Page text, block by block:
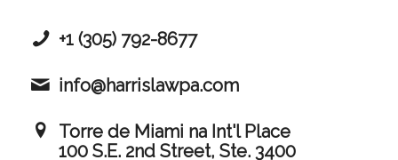
+1 (305) 792-8677
info@harrislawpa.com
Torre de Miami na Int'l Place
100 S.E. 2nd Street, Ste. 3400